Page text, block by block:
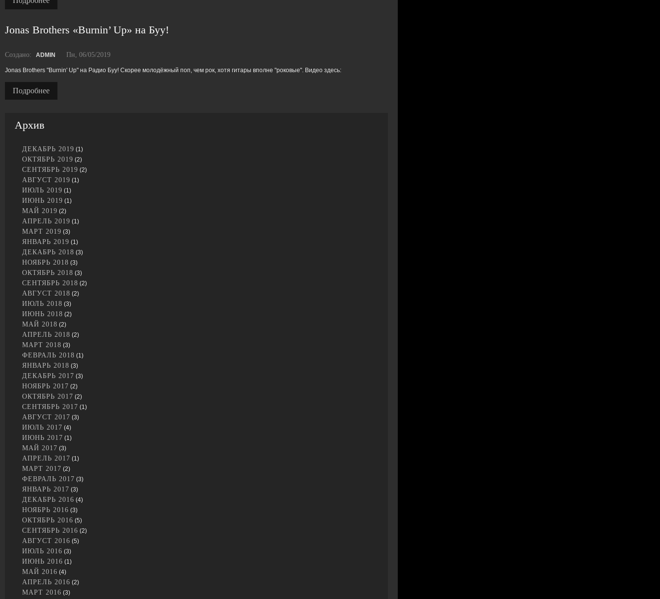
Jonas Brothers «Burnin’ Up» на Буу!
Создано: ADMIN Пн, 06/05/2019
Jonas Brothers "Burnin' Up" на Радио Буу! Скорее молодёжный поп, чем рок, хотя гитары вполне "роковые". Видео здесь:
Подробнее
Архив
ДЕКАБРЬ 2019 (1)
ОКТЯБРЬ 2019 (2)
СЕНТЯБРЬ 2019 (2)
АВГУСТ 2019 (1)
ИЮЛЬ 2019 (1)
ИЮНЬ 2019 (1)
МАЙ 2019 (2)
АПРЕЛЬ 2019 (1)
МАРТ 2019 (3)
ЯНВАРЬ 2019 (1)
ДЕКАБРЬ 2018 (3)
НОЯБРЬ 2018 (3)
ОКТЯБРЬ 2018 (3)
СЕНТЯБРЬ 2018 (2)
АВГУСТ 2018 (2)
ИЮЛЬ 2018 (3)
ИЮНЬ 2018 (2)
МАЙ 2018 (2)
АПРЕЛЬ 2018 (2)
МАРТ 2018 (3)
ФЕВРАЛЬ 2018 (1)
ЯНВАРЬ 2018 (3)
ДЕКАБРЬ 2017 (3)
НОЯБРЬ 2017 (2)
ОКТЯБРЬ 2017 (2)
СЕНТЯБРЬ 2017 (1)
АВГУСТ 2017 (3)
ИЮЛЬ 2017 (4)
ИЮНЬ 2017 (1)
МАЙ 2017 (3)
АПРЕЛЬ 2017 (1)
МАРТ 2017 (2)
ФЕВРАЛЬ 2017 (3)
ЯНВАРЬ 2017 (3)
ДЕКАБРЬ 2016 (4)
НОЯБРЬ 2016 (3)
ОКТЯБРЬ 2016 (5)
СЕНТЯБРЬ 2016 (2)
АВГУСТ 2016 (5)
ИЮЛЬ 2016 (3)
ИЮНЬ 2016 (1)
МАЙ 2016 (4)
АПРЕЛЬ 2016 (2)
МАРТ 2016 (3)